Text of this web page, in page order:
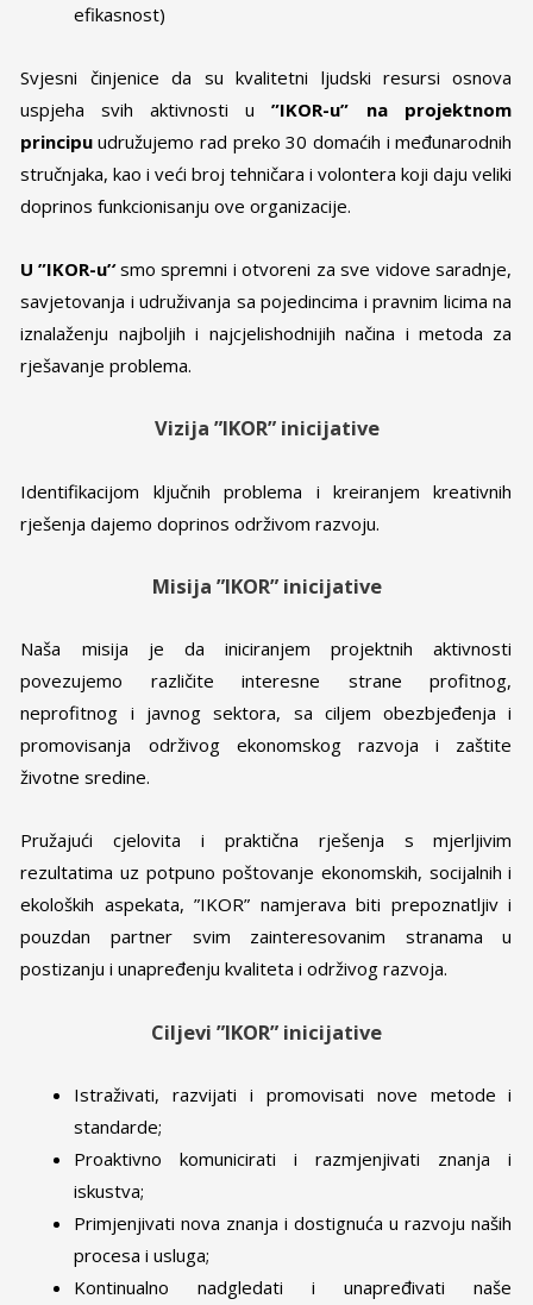
efikasnost)
Svjesni činjenice da su kvalitetni ljudski resursi osnova
uspjeha svih aktivnosti u”IKOR-u” na projektnom
principuudružujemo rad preko 30 domaćih i međunarodnih
stručnjaka, kao i veći broj tehničara i volontera koji daju veliki
doprinos funkcionisanju ove organizacije.
U ”IKOR-u’‘smo spremni i otvoreni za sve vidove saradnje,
savjetovanja i udruživanja sa pojedincima i pravnim licima na
iznalaženju najboljih i najcjelishodnijih načina i metoda za
rješavanje problema.
Vizija ”IKOR” inicijative
Identifikacijom ključnih problema i kreiranjem kreativnih
rješenja dajemo doprinos održivom razvoju.
Misija ”IKOR” inicijative
Naša misija je da iniciranjem projektnih aktivnosti
povezujemo različite interesne strane profitnog,
neprofitnog i javnog sektora, sa ciljem obezbjeđenja i
promovisanja održivog ekonomskog razvoja i zaštite
životne sredine.
Pružajući cjelovita i praktična rješenja s mjerljivim
rezultatima uz potpuno poštovanje ekonomskih, socijalnih i
ekoloških aspekata, ”IKOR” namjerava biti prepoznatljiv i
pouzdan partner svim zainteresovanim stranama u
postizanju i unapređenju kvaliteta i održivog razvoja.
Ciljevi ”IKOR” inicijative
Istraživati, razvijati i promovisati nove metode i
standarde;
Proaktivno komunicirati i razmjenjivati znanja i
iskustva;
Primjenjivati nova znanja i dostignuća u razvoju naših
procesa i usluga;
Kontinualno nadgledati i unapređivati naše